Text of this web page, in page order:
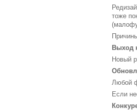
тоже
Выход
Новый
Любой
Если